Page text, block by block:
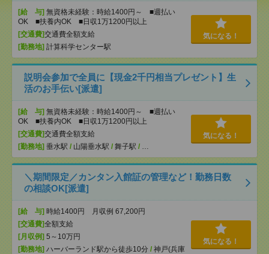
[給 与] 無資格未経験：時給1400円～ ■週払い
OK ■扶養内OK ■日収1万1200円以上
[交通費]交通費全額支給
[勤務地] 計算科学センター駅
気になる！
説明会参加で全員に【現金2千円相当プレゼント】生
活のお手伝い[派遣]
[給 与] 無資格未経験：時給1400円～ ■週払い
OK ■扶養内OK ■日収1万1200円以上
[交通費]交通費全額支給
[勤務地] 垂水駅 / 山陽垂水駅 / 舞子駅 / …
気になる！
＼期間限定／カンタン入館証の管理など！勤務日数
の相談OK[派遣]
[給 与] 時給1400円 月収例 67,200円
[交通費]全額支給
[月収例] 5～10万円
[勤務地] ハーバーランド駅から徒歩10分 / 神戸(兵庫
気になる！